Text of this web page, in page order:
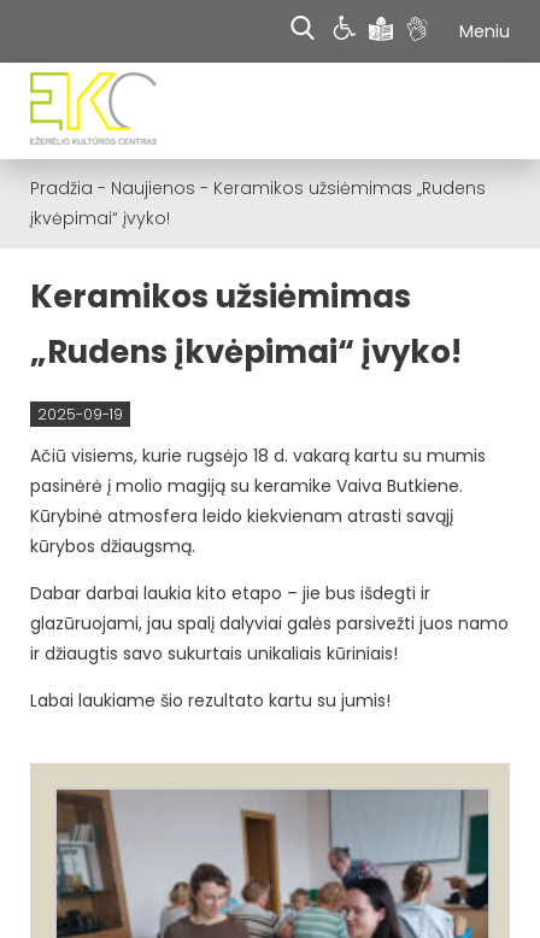
Meniu
Pradžia - Naujienos - Keramikos užsiėmimas „Rudens
įkvėpimai“ įvyko!
Keramikos užsiėmimas
„Rudens įkvėpimai“ įvyko!
2025-09-19
Ačiū visiems, kurie rugsėjo 18 d. vakarą kartu su mumis
pasinėrė į molio magiją su keramike Vaiva Butkiene.
Kūrybinė atmosfera leido kiekvienam atrasti savąjį
kūrybos džiaugsmą.
Dabar darbai laukia kito etapo – jie bus išdegti ir
glazūruojami, jau spalį dalyviai galės parsivežti juos namo
ir džiaugtis savo sukurtais unikaliais kūriniais!
Labai laukiame šio rezultato kartu su jumis!